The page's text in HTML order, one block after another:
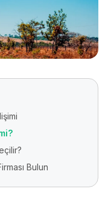
Bulun